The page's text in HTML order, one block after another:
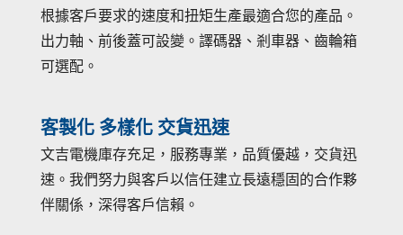
根據客戶要求的速度和扭矩生產最適合您的產品。
出力軸、前後蓋可設變。譯碼器、剎車器、齒輪箱
可選配。
客製化 多樣化 交貨迅速
文吉電機庫存充足，服務專業，品質優越，交貨迅
速。我們努力與客戶以信任建立長遠穩固的合作夥
伴關係，深得客戶信賴。